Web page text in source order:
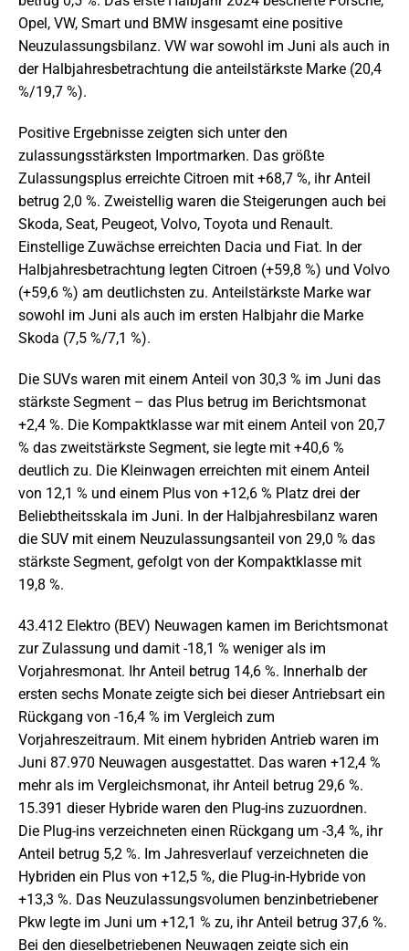
Opel, VW, Smart und BMW insgesamt eine positive
Neuzulassungsbilanz. VW war sowohl im Juni als auch in
der Halbjahresbetrachtung die anteilstärkste Marke (20,4
%/19,7 %).
Positive Ergebnisse zeigten sich unter den
zulassungsstärksten Importmarken. Das größte
Zulassungsplus erreichte Citroen mit +68,7 %, ihr Anteil
betrug 2,0 %. Zweistellig waren die Steigerungen auch bei
Skoda, Seat, Peugeot, Volvo, Toyota und Renault.
Einstellige Zuwächse erreichten Dacia und Fiat. In der
Halbjahresbetrachtung legten Citroen (+59,8 %) und Volvo
(+59,6 %) am deutlichsten zu. Anteilstärkste Marke war
sowohl im Juni als auch im ersten Halbjahr die Marke
Skoda (7,5 %/7,1 %).
Die SUVs waren mit einem Anteil von 30,3 % im Juni das
stärkste Segment – das Plus betrug im Berichtsmonat
+2,4 %. Die Kompaktklasse war mit einem Anteil von 20,7
% das zweitstärkste Segment, sie legte mit +40,6 %
deutlich zu. Die Kleinwagen erreichten mit einem Anteil
von 12,1 % und einem Plus von +12,6 % Platz drei der
Beliebtheitsskala im Juni. In der Halbjahresbilanz waren
die SUV mit einem Neuzulassungsanteil von 29,0 % das
stärkste Segment, gefolgt von der Kompaktklasse mit
19,8 %.
43.412 Elektro (BEV) Neuwagen kamen im Berichtsmonat
zur Zulassung und damit -18,1 % weniger als im
Vorjahresmonat. Ihr Anteil betrug 14,6 %. Innerhalb der
ersten sechs Monate zeigte sich bei dieser Antriebsart ein
Rückgang von -16,4 % im Vergleich zum
Vorjahreszeitraum. Mit einem hybriden Antrieb waren im
Juni 87.970 Neuwagen ausgestattet. Das waren +12,4 %
mehr als im Vergleichsmonat, ihr Anteil betrug 29,6 %.
15.391 dieser Hybride waren den Plug-ins zuzuordnen.
Die Plug-ins verzeichneten einen Rückgang um -3,4 %, ihr
Anteil betrug 5,2 %. Im Jahresverlauf verzeichneten die
Hybriden ein Plus von +12,5 %, die Plug-in-Hybride von
+13,3 %. Das Neuzulassungsvolumen benzinbetriebener
Pkw legte im Juni um +12,1 % zu, ihr Anteil betrug 37,6 %.
Bei den dieselbetriebenen Neuwagen zeigte sich ein